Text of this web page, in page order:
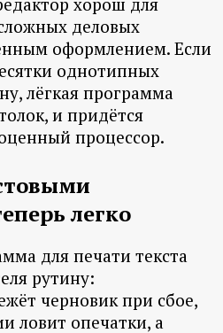
деловых
оформлением. Если
однотипных
лёгкая программа
и придётся
процессор.
легко
для печати текста
рутину:
черновик при сбое,
ловит опечатки, а